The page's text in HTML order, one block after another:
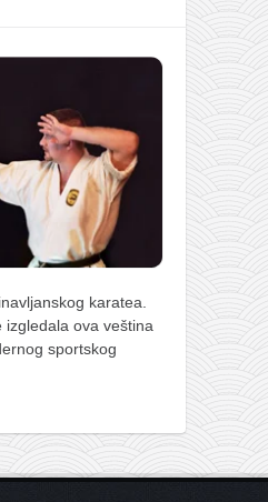
karatea.
izgledala ova veština
sportskog